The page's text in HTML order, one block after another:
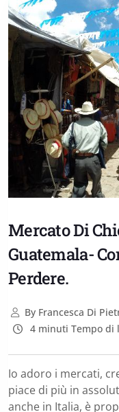
Mercato Di
Guatemala-
Perdere.
ByFrancesca Di
4 minuti Tempo di
Io adoro i mercati,
piace di più in
anche in Italia, è